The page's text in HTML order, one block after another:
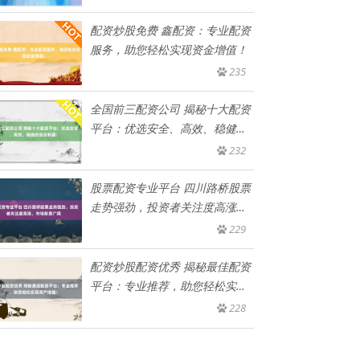
配资炒股免费 鑫配资：专业配资
服务，助您轻松实现资金增值！
235
全国前三配资公司 揭秘十大配资
平台：优选安全、高效、稳健的
232
股票配资专业平台 四川路桥股票
走势强劲，投资者关注度高涨，
229
配资炒股配资优秀 揭秘最佳配资
平台：专业推荐，助您轻松实现
228